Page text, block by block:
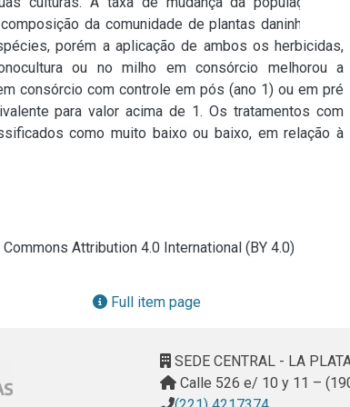
da comunidade de plantas daninhas. Os
porém a aplicação de ambos os herbicidas,
ou no milho em consórcio melhorou a
consórcio com controle em pós (ano 1) ou em pré
para valor acima de 1. Os tratamentos com
como muito baixo ou baixo, em relação à
Attribution 4.0 International (BY 4.0)
Full item page
SEDE CENTRAL - LA
Calle 526 e/ 10 y 11 –